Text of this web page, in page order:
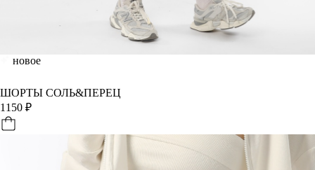
новое
ШОРТЫ СОЛЬ&ПЕРЕЦ
1150 ₽